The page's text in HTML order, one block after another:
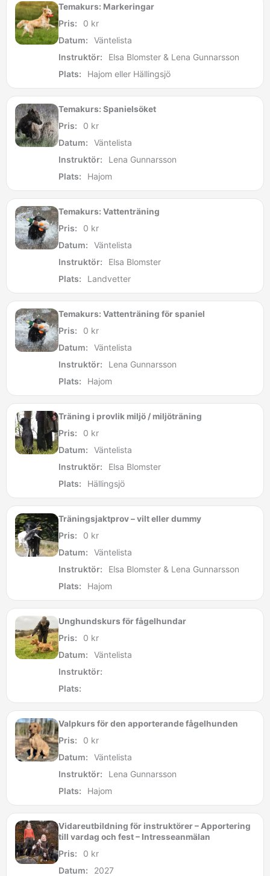
Temakurs: Markeringar
Pris: 0 kr
Datum:
Väntelista
Instruktör:
Elsa Blomster & Lena Gunnarsson
Plats:
Hajom eller Hällingsjö
Temakurs: Spanielsöket
Pris: 0 kr
Datum:
Väntelista
Instruktör:
Lena Gunnarsson
Plats:
Hajom
Temakurs: Vattenträning
Pris: 0 kr
Datum:
Väntelista
Instruktör:
Elsa Blomster
Plats:
Landvetter
Temakurs: Vattenträning för spaniel
Pris: 0 kr
Datum:
Väntelista
Instruktör:
Lena Gunnarsson
Plats:
Hajom
Träning i provlik miljö / miljöträning
Pris: 0 kr
Datum:
Väntelista
Instruktör:
Elsa Blomster
Plats:
Hällingsjö
Träningsjaktprov – vilt eller dummy
Pris: 0 kr
Datum:
Väntelista
Instruktör:
Elsa Blomster & Lena Gunnarsson
Plats:
Hajom
Unghundskurs för fågelhundar
Pris: 0 kr
Datum:
Väntelista
Instruktör:
Plats:
Valpkurs för den apporterande fågelhunden
Pris: 0 kr
Datum:
Väntelista
Instruktör:
Lena Gunnarsson
Plats:
Hajom
Vidareutbildning för instruktörer – Apportering
till vardag och fest – Intresseanmälan
Pris: 0 kr
Datum:
2027